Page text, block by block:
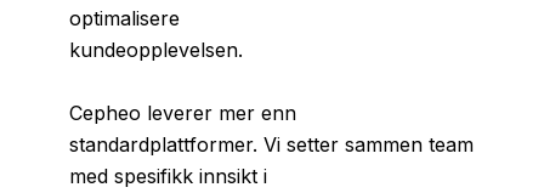
optimalisere
kundeopplevelsen.
Cepheo leverer mer enn
standardplattformer. Vi setter sammen team
med spesifikk innsikt i